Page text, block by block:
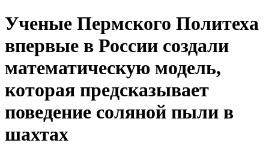
Ученые Пермского Политеха
впервые в России создали
математическую модель,
которая предсказывает
поведение соляной пыли в
шахтах